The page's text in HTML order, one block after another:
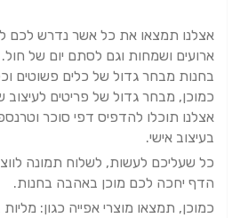
אצלנו תמצאו את כל אשר נדרש לכם
ארועים ושמחות וגם לסתם יום של חול.
בחנות מבחר גדול של כלים פשוטים
כמוכן, מבחר גדול של פריטים לעיצוב
אצלנו תוכלו להדפיס דפי סוכר
בעיצוב אישי.
כל שעליכם לעשות, לשלוח תמונה
הדף יחכה לכם מוכן באהבה בחנות.
כמוכן, תמצאו מוצרי אפייה כגון: